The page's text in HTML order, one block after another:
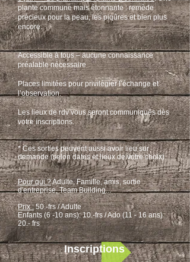
plante commune mais étonnante : remède
précieux pour la peau, les piqûres et bien plus
encore.
Accessible à tous – aucune connaissance
préalable nécessaire
Places limitées pour privilégier l’échange et
l’observation.
Les lieux de rdv vous seront communiqués dès
votre inscriptions.
* Ces sorties peuvent aussi avoir lieu sur
demande (selon dates et lieux de votre choix)
Pour qui ?Adulte, Famille, amis, sortie
d'entreprise, Team Building...
Prix :50.-frs / Adulte
Enfants (6 -10 ans): 10.-frs /Ado (11 - 16 ans)
20.- frs
Inscriptions